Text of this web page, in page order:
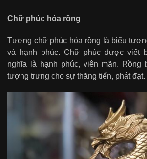
Chữ phúc hóa rồng
Tượng chữ phúc hóa rồng là biểu
và hạnh phúc. Chữ phúc được viết
nghĩa là hạnh phúc, viên mãn. Rồng
tượng trưng cho sự thăng tiến, phát đạt.